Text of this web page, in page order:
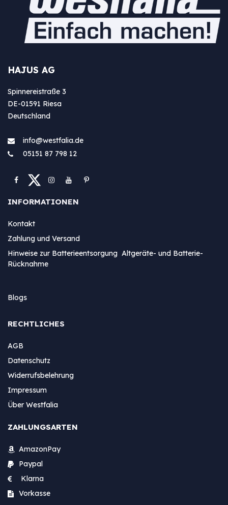
HAJUS AG
Spinnereistraße 3
DE-01591 Riesa
Deutschland
info@westfa​lia.de
05151 87 798 12
INFORMATIONEN
Kontakt
Zahlung und Versand
Hinweise zur Batterieentsorgung Altgeräte- und Batterie-
Rücknahme
Blogs
RECHTLICHES
AGB
Datenschutz
Widerrufsbelehrung
Impressum
Über Westfalia
ZAHLUNGSARTEN
AmazonPay
Paypal
Klarna
Vorkasse